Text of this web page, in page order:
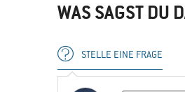
WAS SAGST DU
STELLE EINE FRAGE